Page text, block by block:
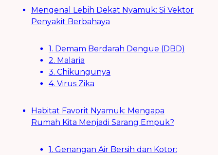
Mengenal Lebih Dekat Nyamuk: Si Vektor
Penyakit Berbahaya
1. Demam Berdarah Dengue (DBD)
2. Malaria
3. Chikungunya
4. Virus Zika
Habitat Favorit Nyamuk: Mengapa
Rumah Kita Menjadi Sarang Empuk?
1. Genangan Air Bersih dan Kotor: